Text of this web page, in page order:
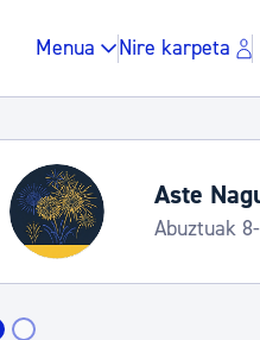
Menua Nire karpeta
Aste Nagusia
Abuztuak 8-15